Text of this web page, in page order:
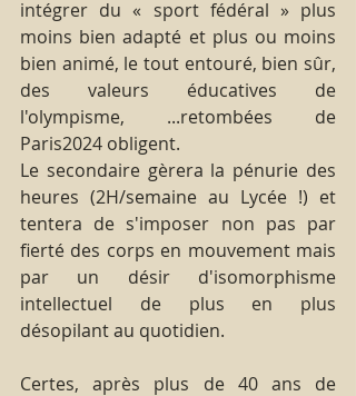
intégrer du « sport fédéral » plus
moins bien adapté et plus ou moins
bien animé, le tout entouré, bien sûr,
des valeurs éducatives de
l'olympisme, ...retombées de
Paris2024 obligent.
Le secondaire gèrera la pénurie des
heures (2H/semaine au Lycée !) et
tentera de s'imposer non pas par
fierté des corps en mouvement mais
par un désir d'isomorphisme
intellectuel de plus en plus
désopilant au quotidien.
Certes, après plus de 40 ans de